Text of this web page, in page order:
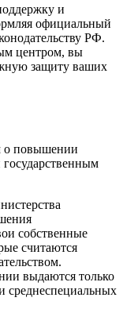
и
официальный
РФ.
центром, вы
защиту ваших
о повышении
собственные
считаются
выдаются только
среднеспециальных